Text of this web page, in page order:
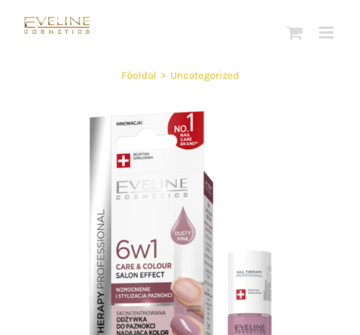
Főoldal > Uncategorized